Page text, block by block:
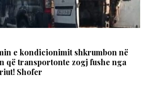
e kondicionimit shkrumbon në
që transportonte zogj fushe nga
Shofer